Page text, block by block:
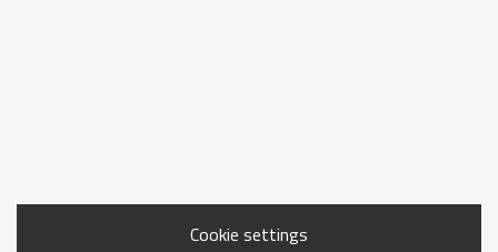
Cookie settings